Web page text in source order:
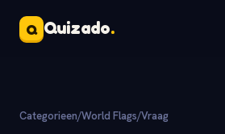
Q Quizado.
Categorieen/World Flags/Vraag